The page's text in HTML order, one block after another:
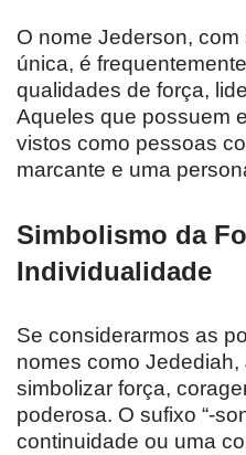
O nome Jederson,
única, é
qualidades de força,
Aqueles que possuem
vistos como pessoas
marcante e uma
Simbolismo da
Individualidade
Se considerarmos as
nomes como
simbolizar força,
poderosa. O sufixo “-
continuidade ou uma